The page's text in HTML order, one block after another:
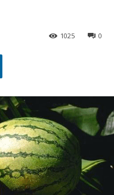
0
1025